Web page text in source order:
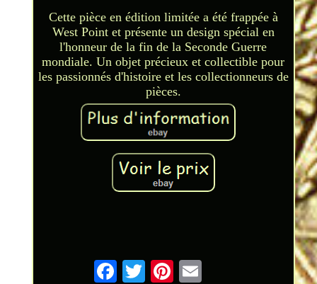
Cette pièce en édition limitée a été frappée à
West Point et présente un design spécial en
l'honneur de la fin de la Seconde Guerre
mondiale. Un objet précieux et collectible pour
les passionnés d'histoire et les collectionneurs de
pièces.